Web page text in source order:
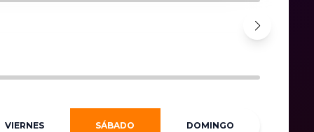
VIERNES SÁBADO DOMINGO